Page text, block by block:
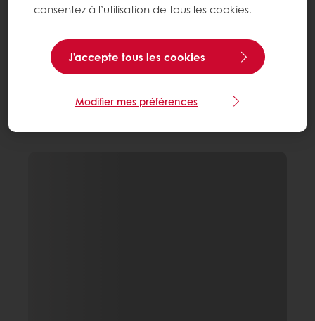
consentez à l’utilisation de tous les cookies.
J'accepte tous les cookies
Modifier mes préférences